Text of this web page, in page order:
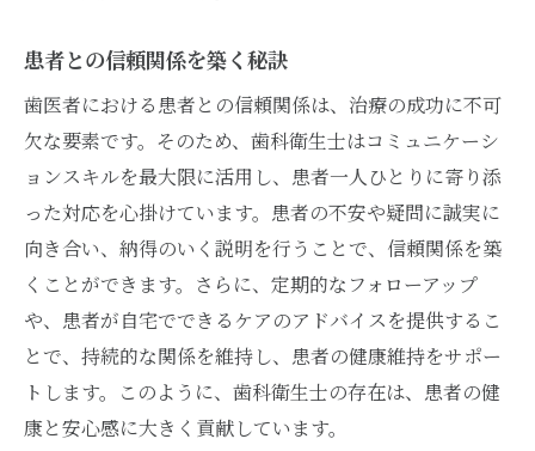
訪問前に知っておくべきこと
歯医者とのコミュニケーションの重要性
魅力的な歯科衛生士求人の探し方業界の最新情
報をキャッチ
業界動向を把握するための情報源
新しい求人情報を逃さない方法
専門誌やオンラインメディアの活用
ネットワーキングで得られる機会
キャリアフェアでの情報収集
転職エージェントの活用法
患者との信頼関係を築く秘訣
歯医者における患者との信頼関係は、治療の成功に不可
欠な要素です。そのため、歯科衛生士はコミュニケーシ
ョンスキルを最大限に活用し、患者一人ひとりに寄り添
った対応を心掛けています。患者の不安や疑問に誠実に
向き合い、納得のいく説明を行うことで、信頼関係を築
くことができます。さらに、定期的なフォローアップ
や、患者が自宅でできるケアのアドバイスを提供するこ
とで、持続的な関係を維持し、患者の健康維持をサポー
トします。このように、歯科衛生士の存在は、患者の健
康と安心感に大きく貢献しています。